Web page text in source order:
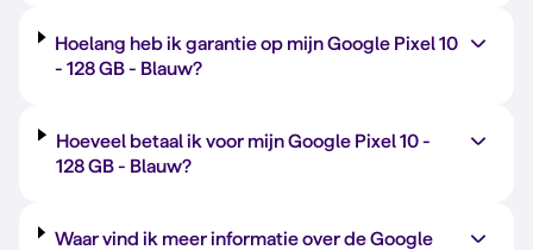
Hoelang heb ik garantie op mijn Google Pixel 10
-128 GB- Blauw?
Hoeveel betaal ik voor mijn Google Pixel 10 -
128 GB- Blauw?
Waar vind ik meer informatie over de Google